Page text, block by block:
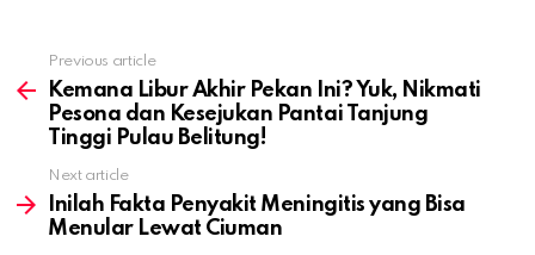
more
Previous article
Kemana Libur Akhir Pekan Ini? Yuk, Nikmati
Pesona dan Kesejukan Pantai Tanjung
Tinggi Pulau Belitung!
Next article
Inilah Fakta Penyakit Meningitis yang Bisa
Menular Lewat Ciuman